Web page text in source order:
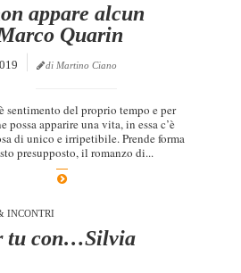
appare alcun
Quarin
di Martino Ciano
sentimento del proprio tempo e per
possa apparire una vita, in essa c’è
di unico e irripetibile. Prende forma
presupposto, il romanzo di...
INCONTRI
tu con…Silvia